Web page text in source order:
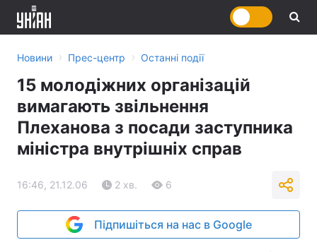
Новини › Прес-центр › Останні події
15 молодіжних організацій
вимагають звільнення
Плеханова з посади заступника
міністра внутрішніх справ
16:46, 21.12.06 2 хв. 6
Підпишіться на нас в Google